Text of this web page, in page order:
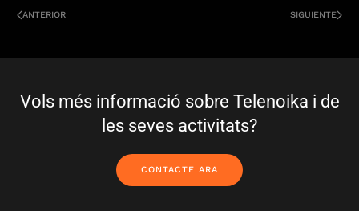
ANTERIOR SIGUIENTE
Vols més informació sobre Telenoika i de
les seves activitats?
CONTACTE ARA